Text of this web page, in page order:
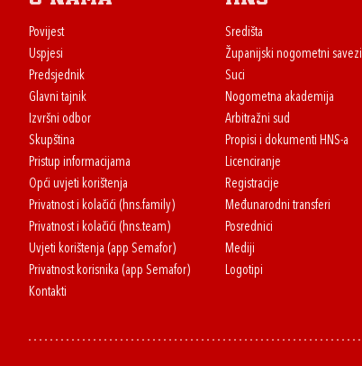
Povijest
Uspjesi
Predsjednik
Glavni tajnik
Izvršni odbor
Skupština
Pristup informacijama
Opći uvjeti korištenja
Privatnost i kolačići (hns.family)
Privatnost i kolačići (hns.team)
Uvjeti korištenja (app Semafor)
Privatnost korisnika (app Semafor)
Kontakti
Središta
Županijski nogometni savezi
Suci
Nogometna akademija
Arbitražni sud
Propisi i dokumenti HNS-a
Licenciranje
Registracije
Međunarodni transferi
Posrednici
Mediji
Logotipi